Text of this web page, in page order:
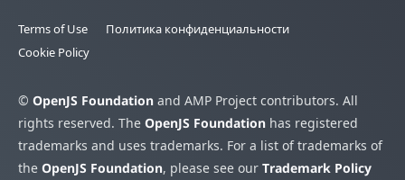
Terms of Use
Политика конфиденциальности
Cookie Policy
© OpenJS Foundation and AMP Project contributors. All
rights reserved. The OpenJS Foundation has registered
trademarks and uses trademarks. For a list of trademarks of
the OpenJS Foundation, please see our Trademark Policy